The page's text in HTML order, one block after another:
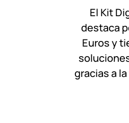
El Kit
destaca
Euros y
gracias a